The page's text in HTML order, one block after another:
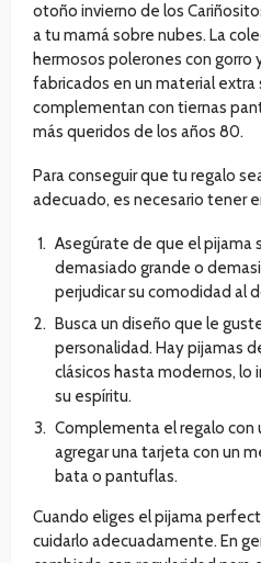
otoño invierno de los
a tu mamá sobre nubes. La
hermosos polerones con gorro
fabricados en un material extra
complementan con tiernas
más queridos de los años 80.
Para conseguir que tu regalo
adecuado, es necesario tener
Asegúrate de que el pijama
demasiado grande o
perjudicar su comodidad al
Busca un diseño que le
personalidad. Hay pijamas
clásicos hasta modernos,
su espíritu.
Complementa el regalo con
agregar una tarjeta con un
bata o pantuflas.
Cuando eliges el pijama
cuidarlo adecuadamente. En